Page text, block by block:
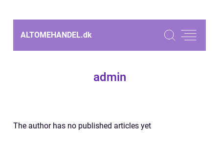
ALTOMEHANDEL.dk
admin
The author has no published articles yet